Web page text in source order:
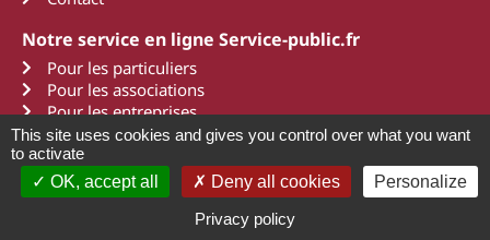
Notre service en ligne Service-public.fr
Pour les particuliers
Pour les associations
Pour les entreprises
2011 - 2022 Montpezat d'AgenaisMentions légales
Une création Art Média Communication
This site uses cookies and gives you control over what you want
to activate
OK, accept all
Deny all cookies
Personalize
Privacy policy